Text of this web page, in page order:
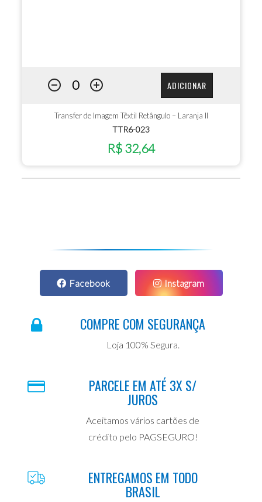
ADICIONAR
Transfer de Imagem Têxtil Retângulo – Laranja II
TTR6-023
R$ 32,64
Facebook Instagram
COMPRE COM SEGURANÇA
Loja 100% Segura.
PARCELE EM ATÉ 3X S/
JUROS
Aceitamos vários cartões de
crédito pelo PAGSEGURO!
ENTREGAMOS EM TODO
BRASIL